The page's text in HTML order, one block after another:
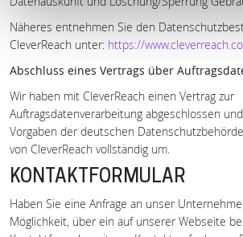
Datenauskunft und Löschung/Sperrung
Näheres entnehmen Sie den
CleverReach unter: https://
Abschluss eines Vertrags über
Wir haben mit CleverReach einen Vertrag zur
Auftragsdatenverarbeitung abgeschlossen
Vorgaben der deutschen
von CleverReach vollständig um.
KONTAKTFORMULAR
Haben Sie eine Anfrage an unser
Möglichkeit, über ein auf unserer Webseite